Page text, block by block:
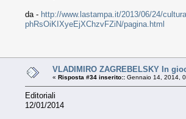
da - http://www.lastampa.it/2013/06/24/
phRsOiKIXyeEjXChzvFZiN/pagina.html
VLADIMIRO ZAGREBELSKY In
« Risposta #34 inserito:: Gennaio 14, 2014,
Editoriali
12/01/2014